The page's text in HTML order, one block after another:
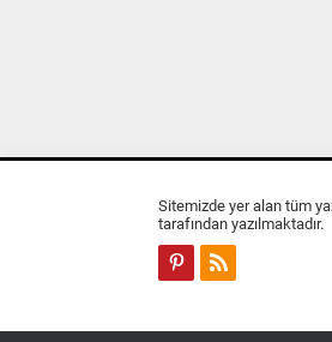
Sitemizde yer alan tüm
tarafından yazılmaktadır.